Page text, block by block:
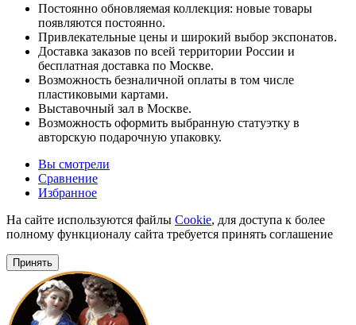
Постоянно обновляемая коллекция: новые товары
появляются постоянно.
Привлекательные цены и широкий выбор экспонатов.
Доставка заказов по всей территории России и
бесплатная доставка по Москве.
Возможность безналичной оплаты в том числе
пластиковыми картами.
Выставочный зал в Москве.
Возможность оформить выбранную статуэтку в
авторскую подарочную упаковку.
Вы смотрели
Сравнение
Избранное
На сайте используются файлы Cookie, для доступа к более
полному функционалу сайта требуется принять соглашение
Принять